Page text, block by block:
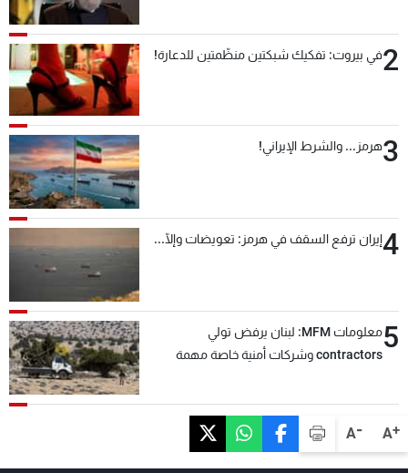
A+
A-
2في بيروت: تفكيك شبكتين منظّمتين للدعارة!
3هرمز... والشرط الإيراني!
4إيران ترفع السقف في هرمز: تعويضات وإلّا...
5
معلومات MFM: لبنان يرفض تولي
contractors وشركات أمنية خاصة مهمة